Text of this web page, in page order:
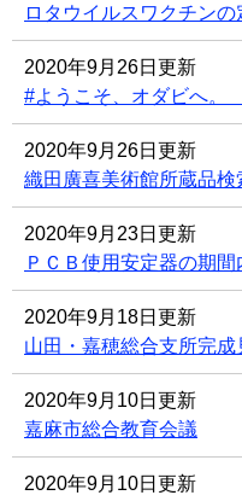
ロタウイルスワクチン
2020年9月26日更新
#ようこそ、オダビへ
2020年9月26日更新
織田廣喜美術館所蔵品検
2020年9月23日更新
ＰＣＢ使用安定器の期
2020年9月18日更新
山田・嘉穂総合支所完
2020年9月10日更新
嘉麻市総合教育会議
2020年9月10日更新